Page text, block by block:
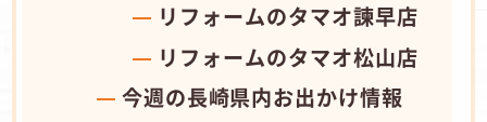
リフォームのタマオ​諫早店
リフォームのタマオ​松山店
​今週の長崎県内お出かけ情報 ​